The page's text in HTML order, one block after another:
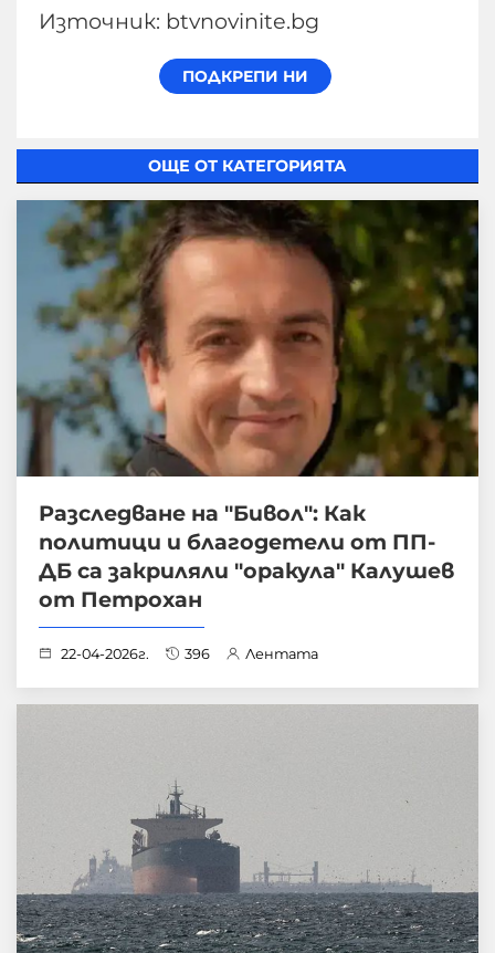
Източник: btvnovinite.bg
ОЩЕ ОТ КАТЕГОРИЯТА
Разследване на "Бивол": Как
политици и благодетели от ПП-
ДБ са закриляли "оракула" Калушев
от Петрохан
22-04-2026г. 396 Лентата